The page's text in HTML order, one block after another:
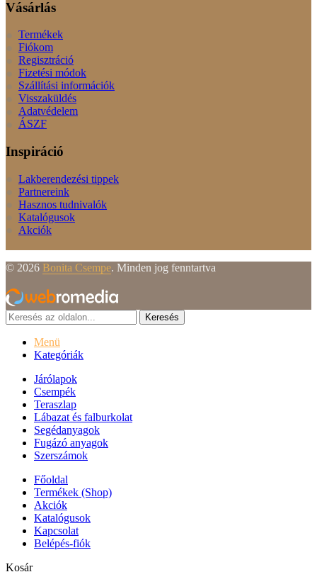
Vásárlás
Termékek
Fiókom
Regisztráció
Fizetési módok
Szállítási információk
Visszaküldés
Adatvédelem
ÁSZF
Inspiráció
Lakberendezési tippek
Partnereink
Hasznos tudnivalók
Katalógusok
Akciók
© 2026 Bonita Csempe. Minden jog fenntartva
Keresés
Menü
Kategóriák
Járólapok
Csempék
Teraszlap
Lábazat és falburkolat
Segédanyagok
Fugázó anyagok
Szerszámok
Főoldal
Termékek (Shop)
Akciók
Katalógusok
Kapcsolat
Belépés-fiók
Kosár